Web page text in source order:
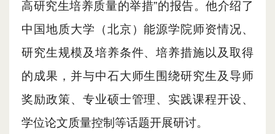
高研究生培养质量的举措”的报告。他介绍了
中国地质大学（北京）能源学院师资情况、
研究生规模及培养条件、培养措施以及取得
的成果 ，并与中石大师生 围绕研究生及导师
奖励政策、 专业硕士管理、实践课程开设、
学位论文质量控制等话题开展研讨。